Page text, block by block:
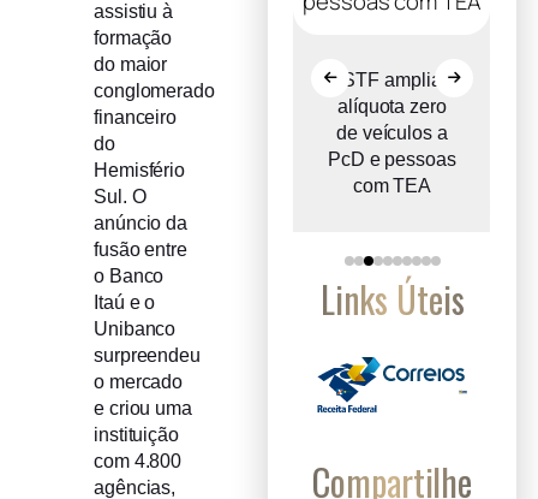
assistiu à
formação
do maior
conglomerado
financeiro
do
Hemisfério
Sul. O
anúncio da
fusão entre
o Banco
Itaú e o
Unibanco
surpreendeu
o mercado
e criou uma
instituição
com 4.800
agências,
Comitê Gestor
do IBS propõe
2027
STF amplia
alíquota zero
de veículos a
PcD e pessoas
com TEA
Links Úteis
Compartilhe